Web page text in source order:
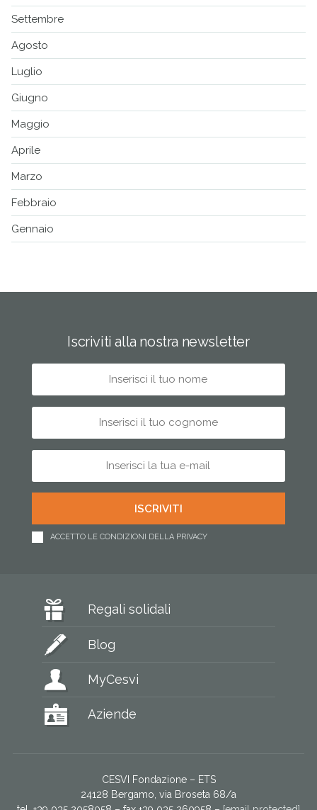
Settembre
Agosto
Luglio
Giugno
Maggio
Aprile
Marzo
Febbraio
Gennaio
Iscriviti alla nostra newsletter
ACCETTO LE CONDIZIONI DELLA PRIVACY
Regali solidali
Blog
MyCesvi
Aziende
CESVI Fondazione – ETS
24128 Bergamo, via Broseta 68/a